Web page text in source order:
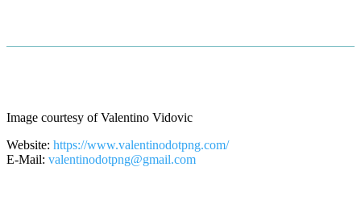
Image courtesy of Valentino Vidovic
Website: https://www.valentinodotpng.com/
E-Mail: valentinodotpng@gmail.com